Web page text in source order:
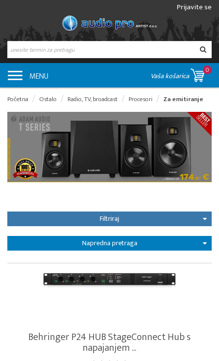
Prijavite se
MENU Vaša košarica
0
Početna Ostalo Radio, TV, broadcast Procesori Za emitiranje
Filtriraj
Napredna pretraga
Behringer P24 HUB StageConnect Hub s
napajanjem ...